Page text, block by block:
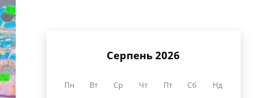
Серпень 2026
Пн Вт Ср Чт Пт Сб Нд